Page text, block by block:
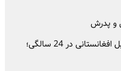
و پدرش
سفر به گذشته؛ گوگوش با تیپ و استایل افغانستانی در 24 سالگی؛